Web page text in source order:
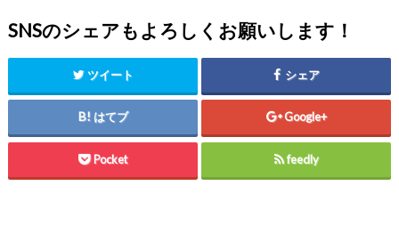
SNSのシェアもよろしくお願いします！
ツイート シェア
はてブ Google+
Pocket feedly